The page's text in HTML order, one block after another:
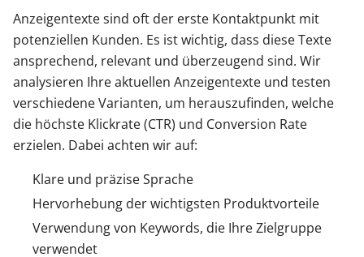
Anzeigentexte sind oft der erste Kontaktpunkt mit
potenziellen Kunden. Es ist wichtig, dass diese Texte
ansprechend, relevant und überzeugend sind. Wir
analysieren Ihre aktuellen Anzeigentexte und testen
verschiedene Varianten, um herauszufinden, welche
die höchste Klickrate (CTR) und Conversion Rate
erzielen. Dabei achten wir auf:
Klare und präzise Sprache
Hervorhebung der wichtigsten Produktvorteile
Verwendung von Keywords, die Ihre Zielgruppe
verwendet